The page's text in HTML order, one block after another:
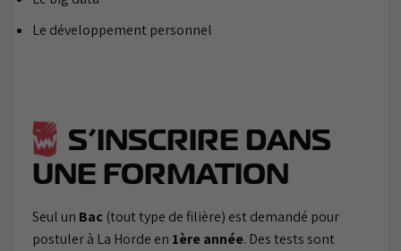
Le développement personnel
S’INSCRIRE DANS
UNE FORMATION
Seul un Bac (tout type de filière) est demandé pour
postuler à La Horde en 1ère année. Des tests sont